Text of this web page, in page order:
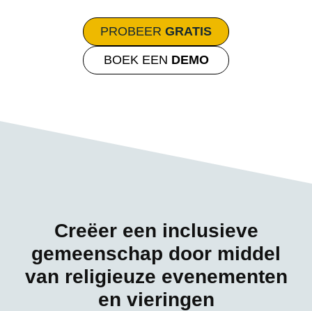
PROBEER GRATIS
BOEK EEN DEMO
Creëer een inclusieve
gemeenschap door middel
van religieuze evenementen
en vieringen